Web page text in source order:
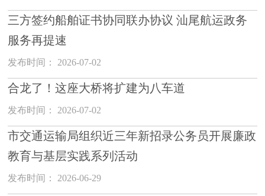
三方签约船舶证书协同联办协议 汕尾航运政务
服务再提速
发布时间： 2026-07-02
合龙了！这座大桥将扩建为八车道
发布时间： 2026-07-02
市交通运输局组织近三年新招录公务员开展廉政
教育与基层实践系列活动
发布时间： 2026-06-29